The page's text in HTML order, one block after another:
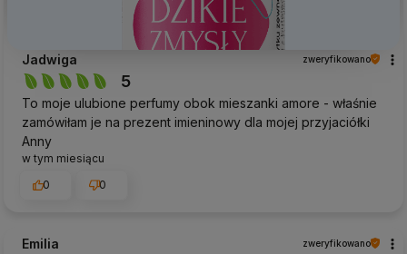
Jadwiga zweryfikowano
5
To moje ulubione perfumy obok mieszanki amore - właśnie
zamówiłam je na prezent imieninowy dla mojej przyjaciółki
Anny
w tym miesiącu
0
0
Emilia zweryfikowano